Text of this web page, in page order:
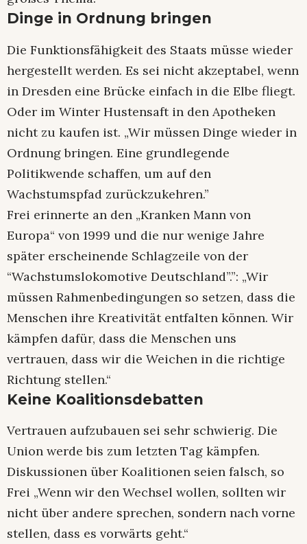
Dinge in Ordnung bringen
Die Funktionsfähigkeit des Staats müsse wieder
hergestellt werden. Es sei nicht akzeptabel, wenn
in Dresden eine Brücke einfach in die Elbe fliegt.
Oder im Winter Hustensaft in den Apotheken
nicht zu kaufen ist. „Wir müssen Dinge wieder in
Ordnung bringen. Eine grundlegende
Politikwende schaffen, um auf den
Wachstumspfad zurückzukehren.”
Frei erinnerte an den „Kranken Mann von
Europa“ von 1999 und die nur wenige Jahre
später erscheinende Schlagzeile von der
“Wachstumslokomotive Deutschland”.”: „Wir
müssen Rahmenbedingungen so setzen, dass die
Menschen ihre Kreativität entfalten können. Wir
kämpfen dafür, dass die Menschen uns
vertrauen, dass wir die Weichen in die richtige
Richtung stellen.“
Keine Koalitionsdebatten
Vertrauen aufzubauen sei sehr schwierig. Die
Union werde bis zum letzten Tag kämpfen.
Diskussionen über Koalitionen seien falsch, so
Frei „Wenn wir den Wechsel wollen, sollten wir
nicht über andere sprechen, sondern nach vorne
stellen, dass es vorwärts geht.“